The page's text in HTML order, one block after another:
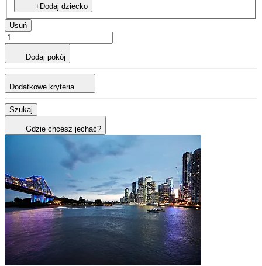
+Dodaj dziecko
Usuń
Dodaj pokój
Dodatkowe kryteria
Szukaj
Gdzie chcesz jechać?